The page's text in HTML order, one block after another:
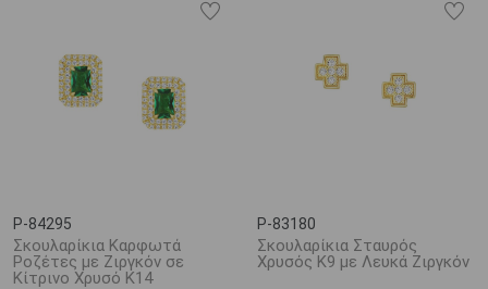
P-84295
Σκουλαρίκια Καρφωτά
Ροζέτες με Ζιργκόν σε
Κίτρινο Χρυσό K14
P-83180
Σκουλαρίκια Σταυρός
Χρυσός K9 με Λευκά Ζιργκόν